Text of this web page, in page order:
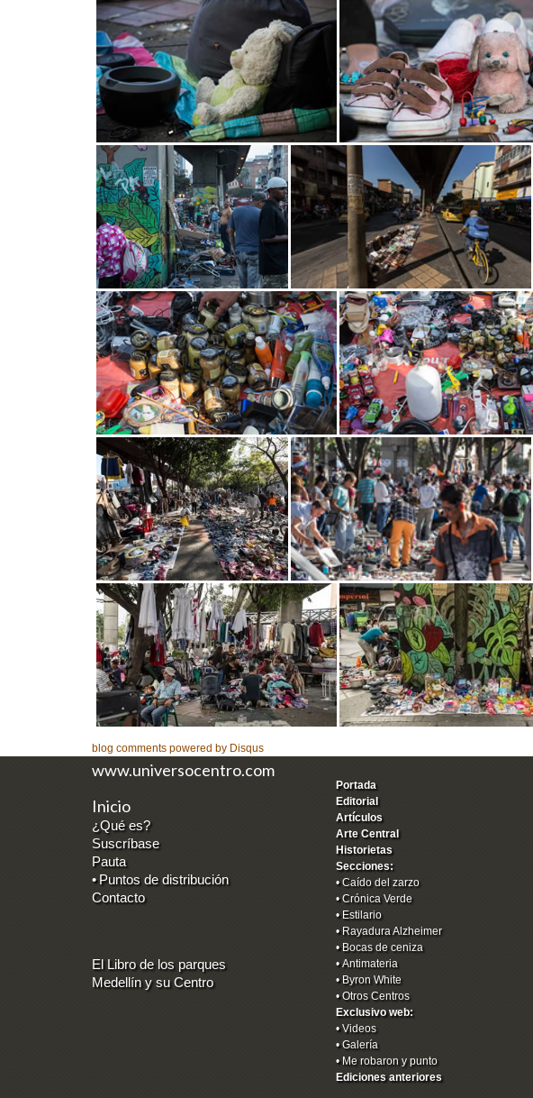
blog comments powered by Disqus
www.universocentro.com
Inicio
¿Qué es?
Suscríbase
Pauta
• Puntos de distribución
Contacto
El Libro de los parques
Medellín y su Centro
Portada
Editorial
Artículos
Arte Central
Historietas
Secciones:
•Caído del zarzo
•Crónica Verde
• Estilario
• Rayadura Alzheimer
• Bocas de ceniza
•Antimateria
• Byron White
•Otros Centros
Exclusivo web:
•Videos
•Galería
• Me robaron y punto
Ediciones anteriores